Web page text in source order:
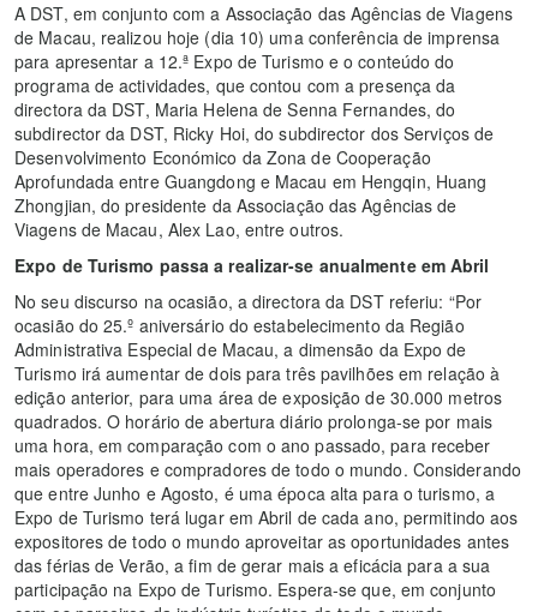
A DST, em conjunto com a Associação das Agências de Viagens
de Macau, realizou hoje (dia 10) uma conferência de imprensa
para apresentar a 12.ª Expo de Turismo e o conteúdo do
programa de actividades, que contou com a presença da
directora da DST, Maria Helena de Senna Fernandes, do
subdirector da DST, Ricky Hoi, do subdirector dos Serviços de
Desenvolvimento Económico da Zona de Cooperação
Aprofundada entre Guangdong e Macau em Hengqin, Huang
Zhongjian, do presidente da Associação das Agências de
Viagens de Macau, Alex Lao, entre outros.
Expo de Turismo passa a realizar-se anualmente em Abril
No seu discurso na ocasião, a directora da DST referiu: “Por
ocasião do 25.º aniversário do estabelecimento da Região
Administrativa Especial de Macau, a dimensão da Expo de
Turismo irá aumentar de dois para três pavilhões em relação à
edição anterior, para uma área de exposição de 30.000 metros
quadrados. O horário de abertura diário prolonga-se por mais
uma hora, em comparação com o ano passado, para receber
mais operadores e compradores de todo o mundo. Considerando
que entre Junho e Agosto, é uma época alta para o turismo, a
Expo de Turismo terá lugar em Abril de cada ano, permitindo aos
expositores de todo o mundo aproveitar as oportunidades antes
das férias de Verão, a fim de gerar mais a eficácia para a sua
participação na Expo de Turismo. Espera-se que, em conjunto